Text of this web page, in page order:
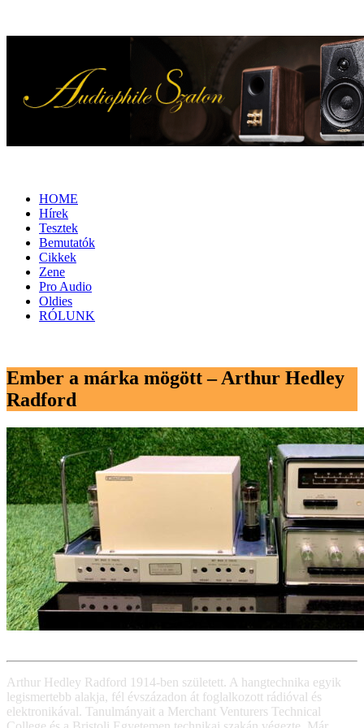
HOME
Hírek
Tesztek
Bemutatók
Cikkek
Zene
Pro Audio
Oldies
RÓLUNK
Ember a márka mögött – Arthur Hedley
Radford
Arthur Hedley Radford 1914-ben született. A hangtechnika egyik
legismertebb alakja, fél évszázadon át foglalkozott rádióval és
elektronikával. Tanulmányait a Merchant Venturers Technical